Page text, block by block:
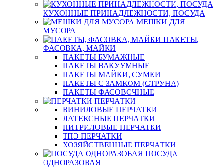
КУХОННЫЕ ПРИНАДЛЕЖНОСТИ, ПОСУДА
МЕШКИ ДЛЯ
МУСОРА
ПАКЕТЫ,
ФАСОВКА, МАЙКИ
ПАКЕТЫ БУМАЖНЫЕ
ПАКЕТЫ ВАКУУМНЫЕ
ПАКЕТЫ МАЙКИ, СУМКИ
ПАКЕТЫ С ЗАМКОМ (СТРУНА)
ПАКЕТЫ ФАСОВОЧНЫЕ
ПЕРЧАТКИ
ВИНИЛОВЫЕ ПЕРЧАТКИ
ЛАТЕКСНЫЕ ПЕРЧАТКИ
НИТРИЛОВЫЕ ПЕРЧАТКИ
ТПЭ ПЕРЧАТКИ
ХОЗЯЙСТВЕННЫЕ ПЕРЧАТКИ
ПОСУДА
ОДНОРАЗОВАЯ